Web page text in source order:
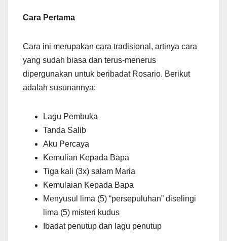
Cara Pertama
Cara ini merupakan cara tradisional, artinya cara
yang sudah biasa dan terus-menerus
dipergunakan untuk beribadat Rosario. Berikut
adalah susunannya:
Lagu Pembuka
Tanda Salib
Aku Percaya
Kemulian Kepada Bapa
Tiga kali (3x) salam Maria
Kemulaian Kepada Bapa
Menyusul lima (5) “persepuluhan” diselingi
lima (5) misteri kudus
Ibadat penutup dan lagu penutup